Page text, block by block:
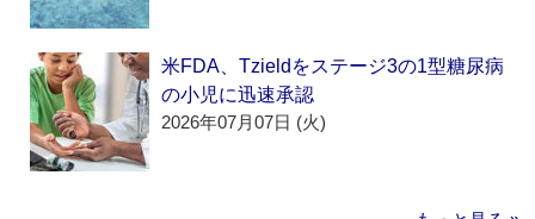
米FDA、Tzieldをステージ3の1型糖尿病
の小児に迅速承認
2026年07月07日 (火)